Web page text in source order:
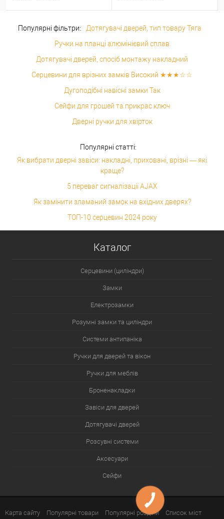
Популярні фільтри:
Дотягувачі дверей, тип товару Тяга
Ручки на планці алюмінієвий сплав
Дотягувачі дверей, спосіб монтажу накладний
Серцевини для врізних замків Високий ★★★☆☆
Дугоподібні навісні замки Так
Сейфи для грошей та прикрас ключ
Дверні ручки для хвірток
Популярні статті:
Як вибрати дверні завіси: накладні, приховані, врізні — які
краще?
5 переваг сигналізації AJAX
Як замінити зламаний замок на вхідних дверях?
ТОП-10 серцевин 2024 року
Каталог
Серцевини (циліндри)
Замки
Електрозамки
Розумні замки та циліндри
Системи антипаніка
Ручки для дверей та вікон
Ручки для меблів
Броненакладки
Завіси для дверей
Дотягувачі дверей
Розсувні системи
Аксесуари
Сейфи
Карта сайту Популярні товари Популярні розділи Список міст